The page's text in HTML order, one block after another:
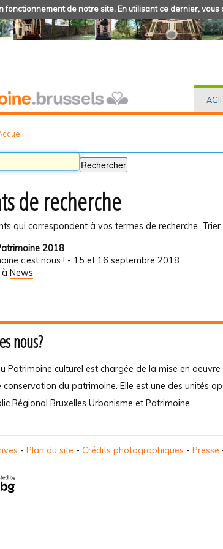
fonctionnement de notre site. En utilisant ce dernier,
de recherche
qui correspondent à vos termes de recherche.
2018
c’est nous ! - 15 et 16 septembre 2018
News
nous?
Patrimoine culturel est chargée de la mise en
conservation du patrimoine. Elle est une des unités
Régional Bruxelles Urbanisme et Patrimoine.
- Plan du site - Crédits photographiques - Presse